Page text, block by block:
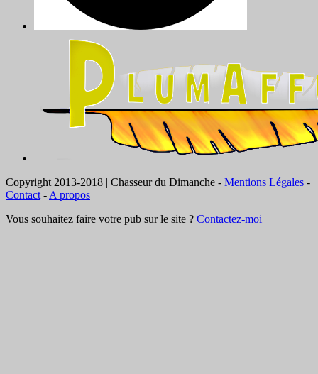
Copyright 2013-2018 | Chasseur du Dimanche - Mentions Légales -
Contact - A propos
Vous souhaitez faire votre pub sur le site ? Contactez-moi